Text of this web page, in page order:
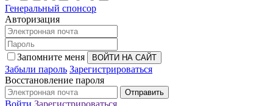
Генеральный спонсор
Авторизация
Запомните меня
Забыли пароль Зарегистрироваться
Восстановление пароля
Войти Зарегистрироваться